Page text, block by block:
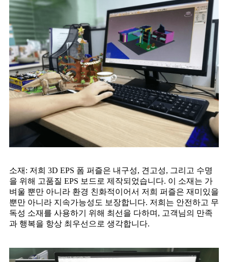
소재: 저희 3D EPS 폼 퍼즐은 내구성, 견고성, 그리고 수명
을 위해 고품질 EPS 보드로 제작되었습니다. 이 소재는 가
벼울 뿐만 아니라 환경 친화적이어서 저희 퍼즐은 재미있을
뿐만 아니라 지속가능성도 보장합니다. 저희는 안전하고 무
독성 소재를 사용하기 위해 최선을 다하며, 고객님의 만족
과 행복을 항상 최우선으로 생각합니다.